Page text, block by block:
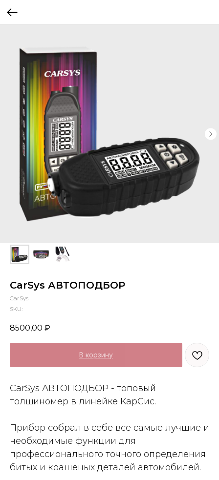
CarSys АВТОПОДБОР
CarSys
SKU:
8500,00 ₽
В корзину
CarSys АВТОПОДБОР - топовый
толщиномер в линейке КарСис.
Прибор собрал в себе все самые лучшие и
необходимые функции для
профессионального точного определения
битых и крашеных деталей автомобилей.